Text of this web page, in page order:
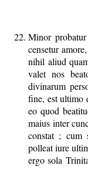
Minor
censetur
nihil aliud
valet nos
divinarum
fine, est ultimo
eo quod
maius inter
constat ; cum
polleat iure
ergo sola